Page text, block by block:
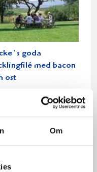
Om
goda
med bacon
ost